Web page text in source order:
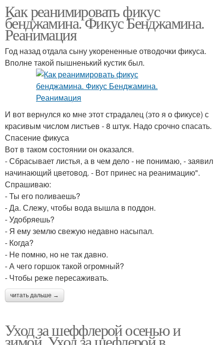
Как реанимировать фикус
бенджамина. Фикус Бенджамина.
Реанимация
Год назад отдала сыну укорененные отводочки фикуса.
Вполне такой пышненький кустик был.
И вот вернулся ко мне этот страдалец (это я о фикусе) с
красивым числом листьев - 8 штук. Надо срочно спасать.
Спасение фикуса
Вот в таком состоянии он оказался.
- Сбрасывает листья, а в чем дело - не понимаю, - заявил
начинающий цветовод. - Вот принес на реанимацию".
Спрашиваю:
- Ты его поливаешь?
- Да. Слежу, чтобы вода вышла в поддон.
- Удобряешь?
- Я ему землю свежую недавно насыпал.
- Когда?
- Не помню, но не так давно.
- А чего горшок такой огромный?
- Чтобы реже пересаживать.
читать дальше →
Уход за шеффлерой осенью и